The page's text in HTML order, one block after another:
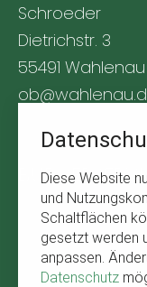
Schroeder
Dietrichstr. 3
55491 Wahlenau
Navigation
überspringen
Abfallkalender
Wetter in
Diese Website
und
Schaltflächen
gesetzt werden
anpassen.
Datenschutz